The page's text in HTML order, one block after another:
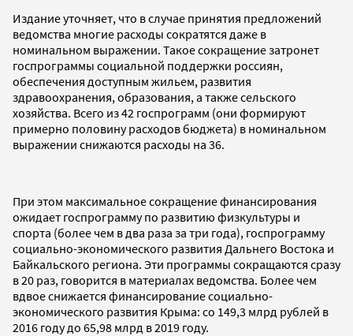
Издание уточняет, что в случае принятия предложений
ведомства многие расходы сократятся даже в
номинальном выражении. Такое сокращение затронет
госпрограммы социальной поддержки россиян,
обеспечения доступным жильем, развития
здравоохранения, образования, а также сельского
хозяйства. Всего из 42 госпрограмм (они формируют
примерно половину расходов бюджета) в номинальном
выражении снижаются расходы на 36.
При этом максимальное сокра­щение финансирования
ожидает госпрограмму по развитию физкультуры и
спорта (более чем в два раза за три года), госпрограмму
социально-экономического развития Дальнего Востока и
Байкальского региона. Эти программы сокращаются сразу
в 20 раз, говорится в материалах ведомства. Более чем
вдвое снижается финансирование социально-
экономического развития Крыма: со 149,3 млрд рублей в
2016 году до 65,98 млрд в 2019 году.